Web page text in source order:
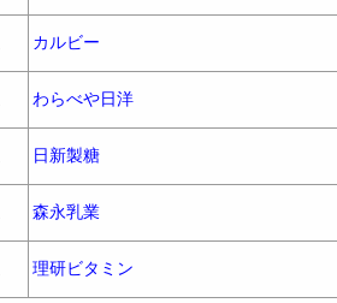
カルビー
わらべや日洋
日新製糖
森永乳業
理研ビタミン